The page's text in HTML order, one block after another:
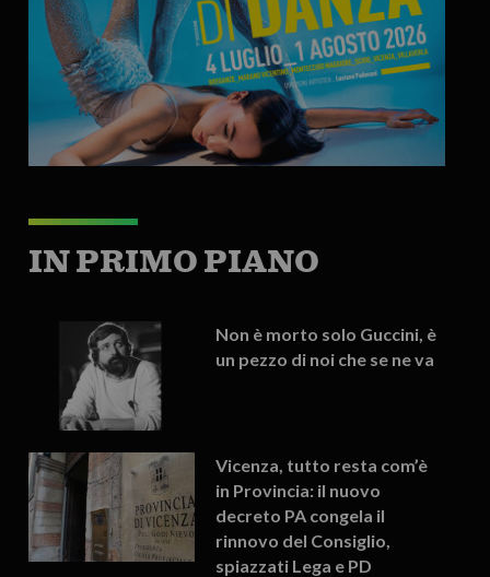
IN PRIMO PIANO
Non è morto solo Guccini, è
un pezzo di noi che se ne va
Vicenza, tutto resta com’è
in Provincia: il nuovo
decreto PA congela il
rinnovo del Consiglio,
spiazzati Lega e PD